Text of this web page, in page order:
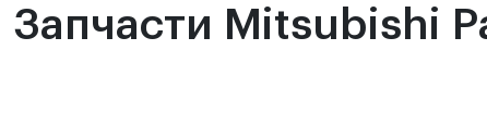
Запчасти Mitsubishi